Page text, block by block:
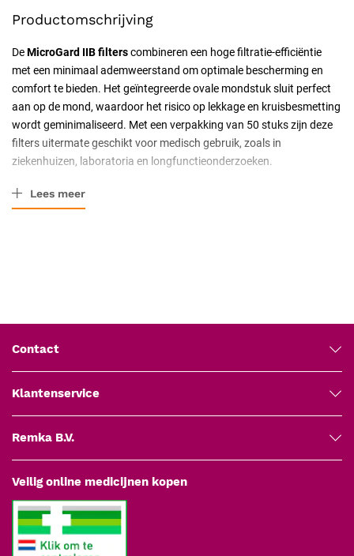
Productomschrijving
DeMicroGard IIB filterscombineren een hoge filtratie-efficiëntie
met een minimaal ademweerstand om optimale bescherming en
comfort te bieden. Het geïntegreerde ovale mondstuk sluit perfect
aan op de mond, waardoor het risico op lekkage en kruisbesmetting
wordt geminimaliseerd. Met een verpakking van 50 stuks zijn deze
filters uitermate geschikt voor medisch gebruik, zoals in
ziekenhuizen, laboratoria en longfunctieonderzoeken.
Belangrijkste kenmerken
het filter efficiënte ventilatie zonder ophoping van
uitgeademde lucht.
Ergonomisch ovaal mondstuk:
Speciaal ontworpen voor een
Veelzijdige compatibiliteit:
zoals Vyntus®, JAEGER® MasterScreen, Vmax® en Micro
Medical apparatuur.
Technische specificaties
Virale en bacteriële efficiëntie:
Lees meer
Contact
Klantenservice
Remka B.V.
Veilig online medicijnen kopen